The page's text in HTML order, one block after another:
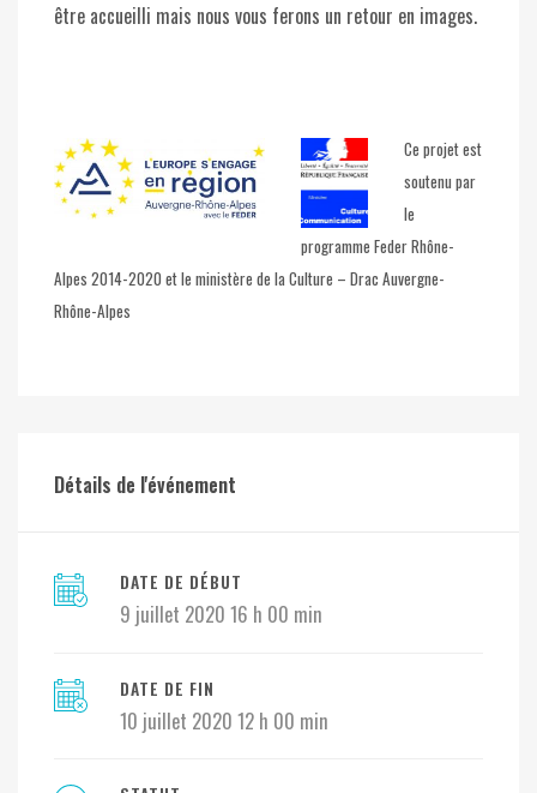
être accueilli mais nous vous ferons un retour en images.
Ce projet est
soutenu par
le
programme Feder Rhône-
Alpes 2014-2020 et le ministère de la Culture – Drac Auvergne-
Rhône-Alpes
Détails de l'événement
DATE DE DÉBUT
9 juillet 2020 16 h 00 min
DATE DE FIN
10 juillet 2020 12 h 00 min